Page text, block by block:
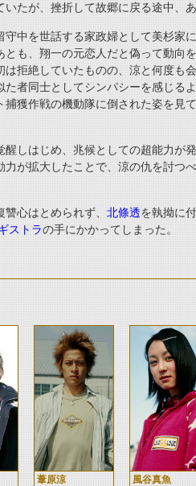
たが、挫折して故郷に戻る途中、
守中を世話する家政婦として美杉家
とも、翔一の元恋人だと偽って動向
は拒絶していたものの、涼と何度も
者同士としてシンパシーを感じる
捕獲作戦の機動隊に倒された姿を見
しはじめ、兆候としての超能力が
力が拡大したことで、涼の仇を討つ
心はとめられず、 北條透を執拗に
ストラの手にかかってしまった。
葦原涼 風谷真魚